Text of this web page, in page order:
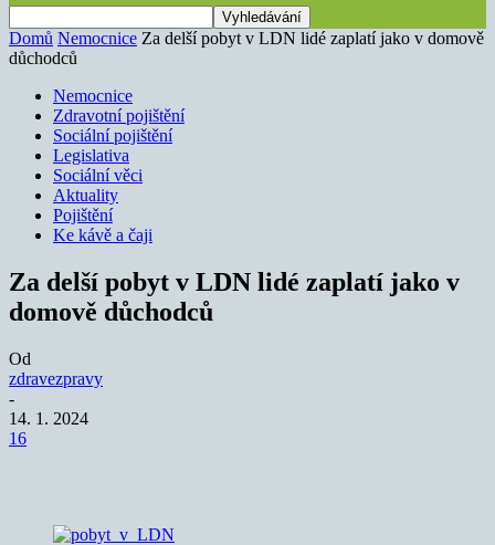
Domů Nemocnice Za delší pobyt v LDN lidé zaplatí jako v domově
důchodců
Nemocnice
Zdravotní pojištění
Sociální pojištění
Legislativa
Sociální věci
Aktuality
Pojištění
Ke kávě a čaji
Za delší pobyt v LDN lidé zaplatí jako v
domově důchodců
Od
zdravezpravy
-
14. 1. 2024
16